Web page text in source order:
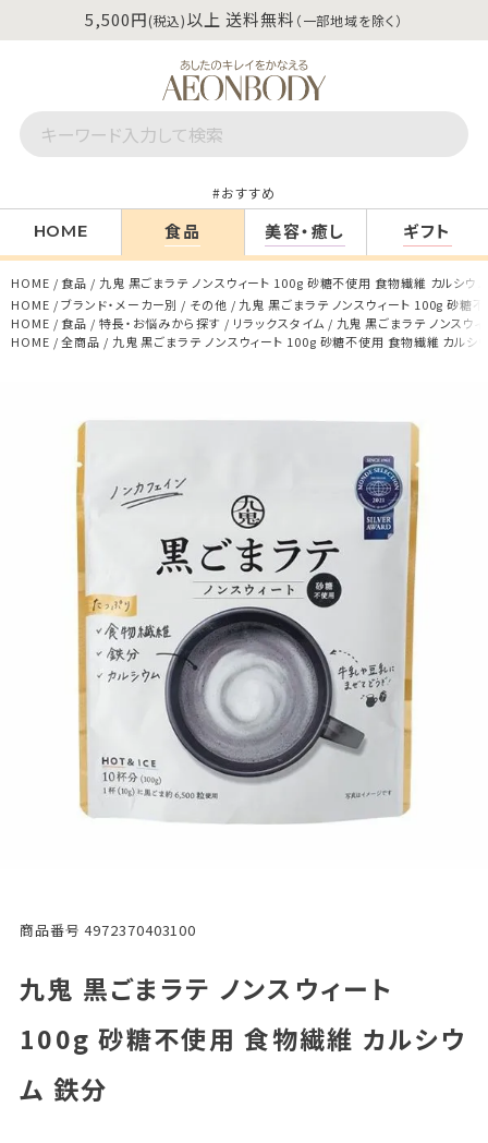
5,500円(税込)以上 送料無料 （一部地域を除く）
おすすめ
HOME 食品 美容・癒し ギフト
HOME 食品
九鬼 黒ごまラテ ノンスウィート 100g 砂糖不使用 食物繊維 カルシウ
HOME
ブランド・メーカー別 その他
九鬼 黒ごまラテ ノンスウィート 100g 砂糖
HOME
食品 特長・お悩みから探す リラックスタイム
九鬼 黒ごまラテ ノンスウ
HOME
全商品 九鬼 黒ごまラテ ノンスウィート 100g 砂糖不使用 食物繊維 カルシ
商品番号 4972370403100
九鬼 黒ごまラテ ノンスウィート
100g 砂糖不使用 食物繊維 カルシウ
ム 鉄分